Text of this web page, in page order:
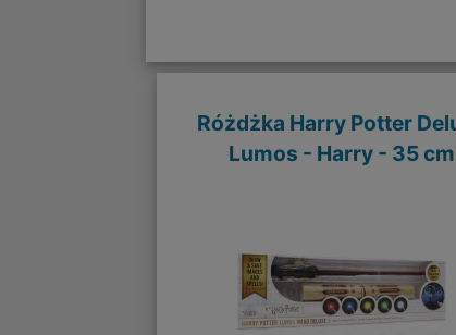
Różdżka Harry Potter
Lumos - Harry - 35 cm